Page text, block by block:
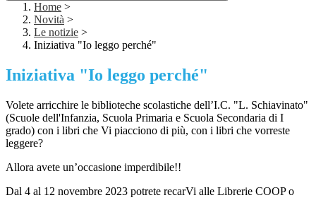
Home >
Novità >
Le notizie >
Iniziativa "Io leggo perché"
Iniziativa "Io leggo perché"
Volete arricchire le biblioteche scolastiche dell’I.C. "L. Schiavinato"
(Scuole dell'Infanzia, Scuola Primaria e Scuola Secondaria di I
grado) con i libri che Vi piacciono di più, con i libri che vorreste
leggere?
Allora avete un’occasione imperdibile!!
Dal 4 al 12 novembre 2023 potrete recarVi alle Librerie COOP o